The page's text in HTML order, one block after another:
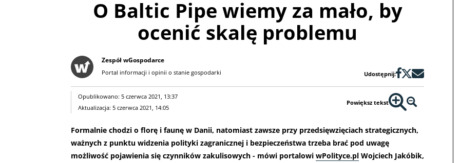
O Baltic Pipe wiemy za mało, by
ocenić skalę problemu
Zespół wGospodarce
Portal informacji i opinii o stanie gospodarki Udostępnij:
Opublikowano: 5 czerwca 2021, 13:37
Aktualizacja: 5 czerwca 2021, 14:05
Powiększ tekst
Formalnie chodzi o florę i faunę w Danii, natomiast zawsze przy przedsięwzięciach strategicznych,
ważnych z punktu widzenia polityki zagranicznej i bezpieczeństwa trzeba brać pod uwagę
możliwość pojawienia się czynników zakulisowych - mówi portalowi wPolityce.pl Wojciech Jakóbik,